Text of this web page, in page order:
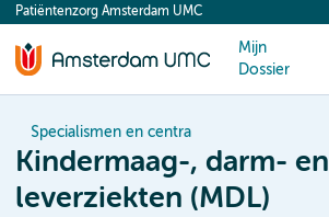
content
Patiëntenzorg Amsterdam UMC
Mijn
Dossier
Specialismen en centra
Kindermaag-, darm- en
leverziekten (MDL)